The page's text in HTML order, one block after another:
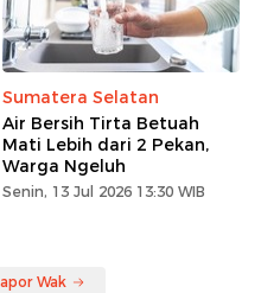
Sumatera Selatan
Air Bersih Tirta Betuah
Mati Lebih dari 2 Pekan,
Warga Ngeluh
Senin, 13 Jul 2026 13:30 WIB
Wak